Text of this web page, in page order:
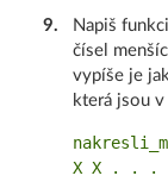
9.
Napiš
čísel
vypíše je
která jsou
X X . .